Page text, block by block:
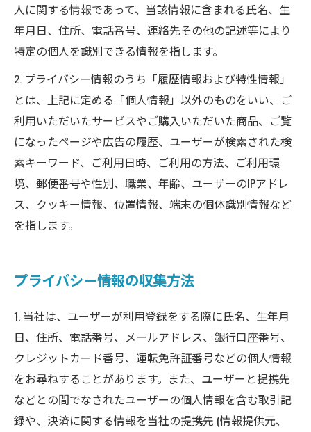
人に関する情報であって、当該情報に含まれる氏名、生
年月日、住所、電話番号、連絡先その他の記述等により
特定の個人を識別できる情報を指します。
2. プライバシー情報のうち「履歴情報および特性情報」
とは、上記に定める「個人情報」以外のものをいい、ご
利用いただいたサービスやご購入いただいた商品、ご覧
になったページや広告の履歴、ユーザーが検索された検
索キーワード、ご利用日時、ご利用の方法、ご利用環
境、郵便番号や性別、職業、年齢、ユーザーのIPアドレ
ス、クッキー情報、位置情報、端末の個体識別情報など
を指します。
プライバシー情報の収集方法
1. 当社は、ユーザーが利用登録をする際に氏名、生年月
日、住所、電話番号、メールアドレス、銀行口座番号、
クレジットカード番号、運転免許証番号などの個人情報
をお尋ねすることがあります。また、ユーザーと提携先
などとの間でなされたユーザーの個人情報を含む取引記
録や、決済に関する情報を当社の提携先 (情報提供元、